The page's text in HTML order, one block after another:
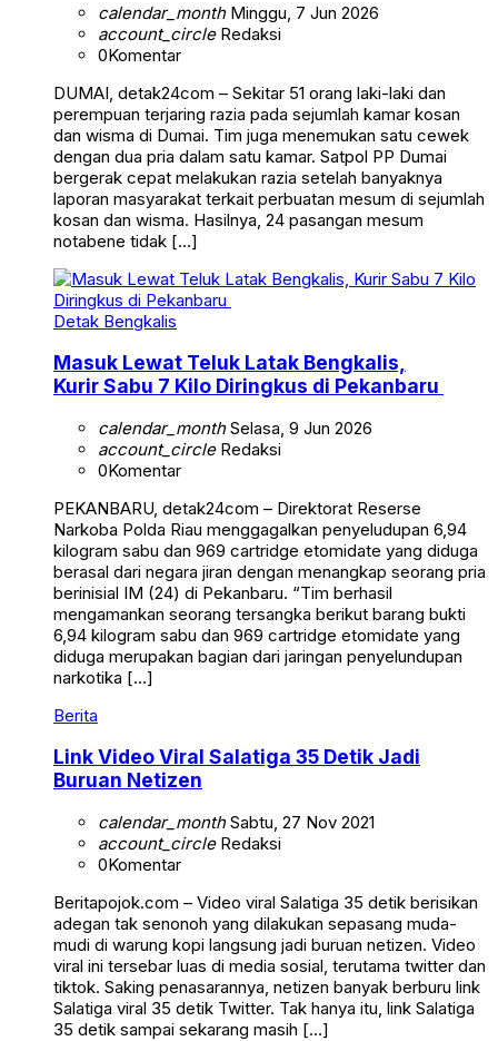
calendar_monthMinggu, 7 Jun 2026
account_circleRedaksi
0Komentar
DUMAI, detak24com – Sekitar 51 orang laki-laki dan
perempuan terjaring razia pada sejumlah kamar kosan
dan wisma di Dumai. Tim juga menemukan satu cewek
dengan dua pria dalam satu kamar. Satpol PP Dumai
bergerak cepat melakukan razia setelah banyaknya
laporan masyarakat terkait perbuatan mesum di sejumlah
kosan dan wisma. Hasilnya, 24 pasangan mesum
notabene tidak […]
Detak Bengkalis
Masuk Lewat Teluk Latak Bengkalis,
Kurir Sabu 7 Kilo Diringkus di Pekanbaru
calendar_monthSelasa, 9 Jun 2026
account_circleRedaksi
0Komentar
PEKANBARU, detak24com – Direktorat Reserse
Narkoba Polda Riau menggagalkan penyeludupan 6,94
kilogram sabu dan 969 cartridge etomidate yang diduga
berasal dari negara jiran dengan menangkap seorang pria
berinisial IM (24) di Pekanbaru. “Tim berhasil
mengamankan seorang tersangka berikut barang bukti
6,94 kilogram sabu dan 969 cartridge etomidate yang
diduga merupakan bagian dari jaringan penyelundupan
narkotika […]
Berita
Link Video Viral Salatiga 35 Detik Jadi
Buruan Netizen
calendar_monthSabtu, 27 Nov 2021
account_circleRedaksi
0Komentar
Beritapojok.com – Video viral Salatiga 35 detik berisikan
adegan tak senonoh yang dilakukan sepasang muda-
mudi di warung kopi langsung jadi buruan netizen. Video
viral ini tersebar luas di media sosial, terutama twitter dan
tiktok. Saking penasarannya, netizen banyak berburu link
Salatiga viral 35 detik Twitter. Tak hanya itu, link Salatiga
35 detik sampai sekarang masih […]